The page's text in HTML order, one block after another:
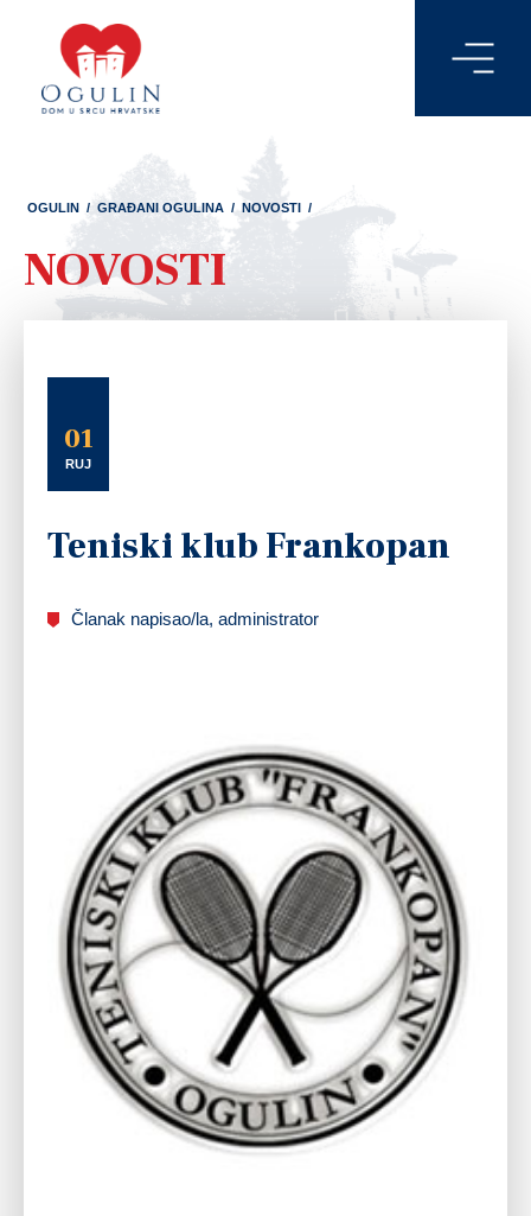
OGULIN / GRAĐANI OGULINA / NOVOSTI /
NOVOSTI
01
RUJ
Teniski klub Frankopan
Članak napisao/la, administrator